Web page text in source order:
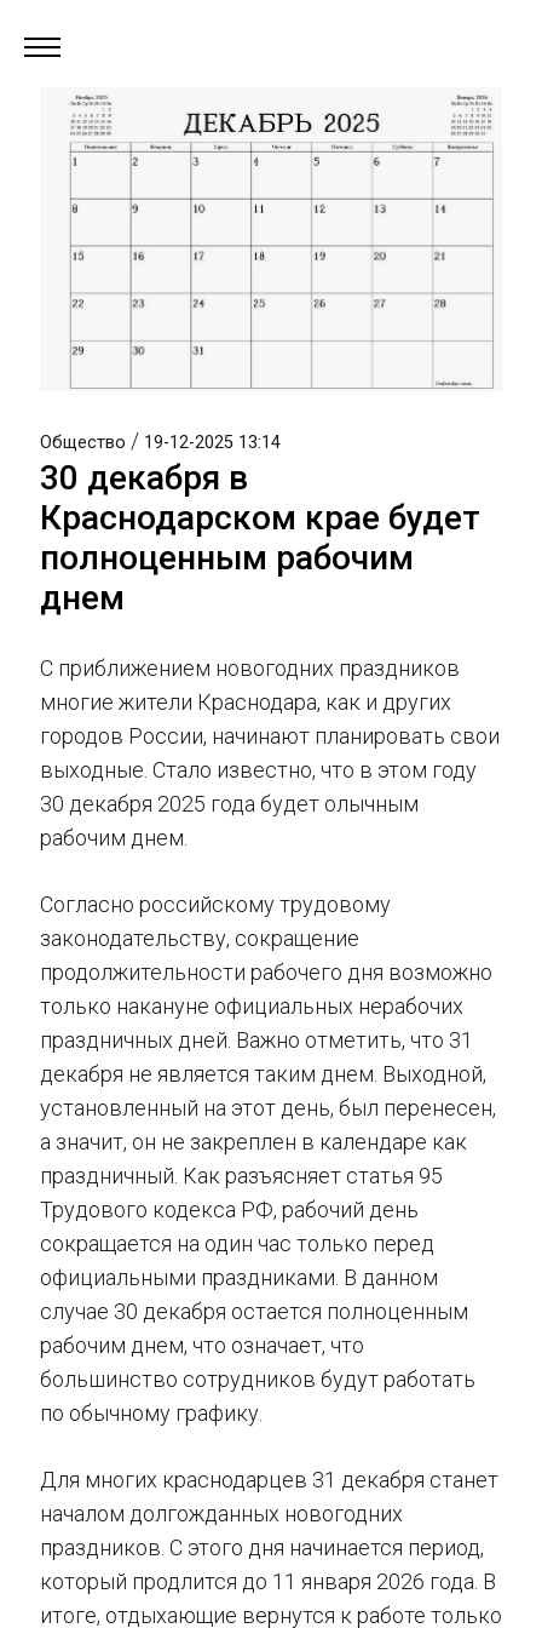
Общество / 19-12-2025 13:14
30 декабря в
Краснодарском крае будет
полноценным рабочим
днем
С приближением новогодних праздников
многие жители Краснодара, как и других
городов России, начинают планировать свои
выходные. Стало известно, что в этом году
30 декабря 2025 года будет олычным
рабочим днем.
Согласно российскому трудовому
законодательству, сокращение
продолжительности рабочего дня возможно
только накануне официальных нерабочих
праздничных дней. Важно отметить, что 31
декабря не является таким днем. Выходной,
установленный на этот день, был перенесен,
а значит, он не закреплен в календаре как
праздничный. Как разъясняет статья 95
Трудового кодекса РФ, рабочий день
сокращается на один час только перед
официальными праздниками. В данном
случае 30 декабря остается полноценным
рабочим днем, что означает, что
большинство сотрудников будут работать
по обычному графику.
Для многих краснодарцев 31 декабря станет
началом долгожданных новогодних
праздников. С этого дня начинается период,
который продлится до 11 января 2026 года. В
итоге, отдыхающие вернутся к работе только